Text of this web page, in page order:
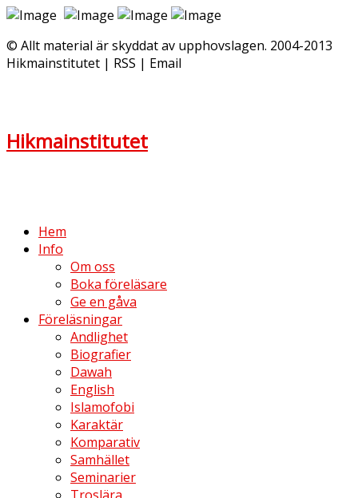
© Allt material är skyddat av upphovslagen. 2004-2013
Hikmainstitutet | RSS | Email
Hikmainstitutet
Hem
Info
Om oss
Boka föreläsare
Ge en gåva
Föreläsningar
Andlighet
Biografier
Dawah
English
Islamofobi
Karaktär
Komparativ
Samhället
Seminarier